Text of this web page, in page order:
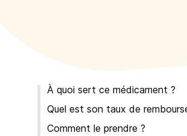
À quoi sert ce médicament ?
Quel est son taux de
Comment le prendre ?